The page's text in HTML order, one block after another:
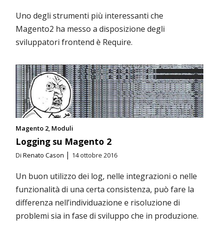
Uno degli strumenti più interessanti che
Magento2 ha messo a disposizione degli
sviluppatori frontend è Require.
Magento 2 Moduli
Logging su Magento 2
Di Renato Cason | 14 ottobre 2016
Un buon utilizzo dei log, nelle integrazioni o nelle
funzionalità di una certa consistenza, può fare la
differenza nell’individuazione e risoluzione di
problemi sia in fase di sviluppo che in produzione.